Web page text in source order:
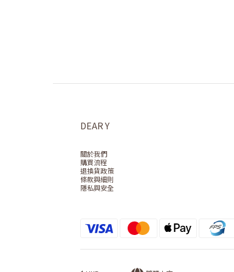
DEAR Y
關於我們
購買流程
退換貨政策
條款與細則
隱私與安全